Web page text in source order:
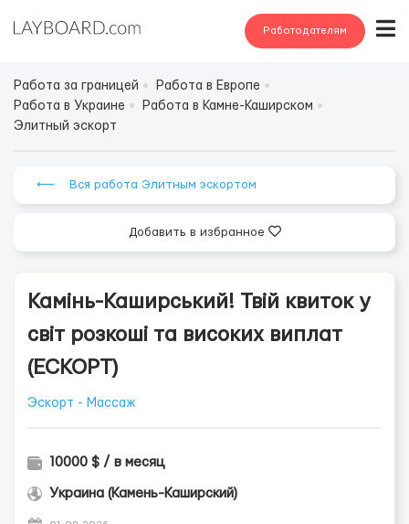
Работодателям
Работа за границей
Работа в Европе
Работа в Украине
Работа в Камне-Каширском
Элитный эскорт
⟵ Вся работа Элитным эскортом
Добавить в избранное
Камінь-Каширський! Твій квиток у
світ розкоші та високих виплат
(ЕСКОРТ)
Эскорт - Массаж
10000 $ / в месяц
Украина (Камень-Каширский)